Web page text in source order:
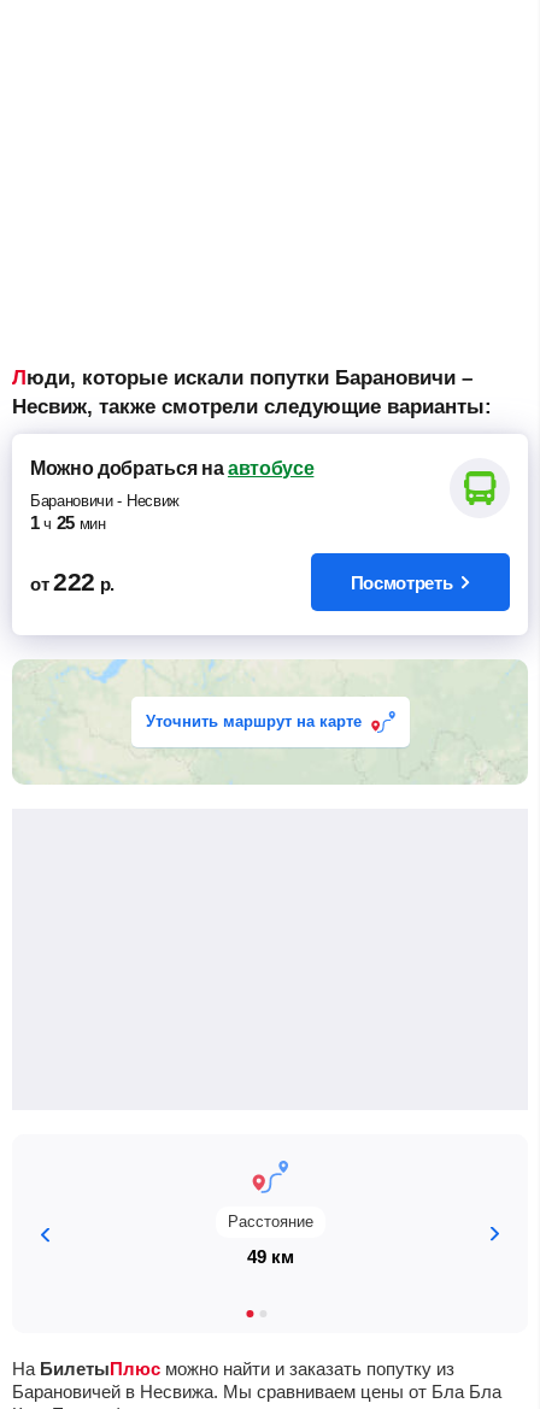
Люди, которые искали попутки Барановичи –
Несвиж, также смотрели следующие варианты:
Можно добратьсяна автобусе
Барановичи- Несвиж
1 ч 25 мин
от 222 р. Посмотреть
Уточнить маршрут на карте
Расстояние
49 км
На БилетыПлюс можно найти и заказать попутку из
Барановичей в Несвижа. Мы сравниваем цены от Бла Бла